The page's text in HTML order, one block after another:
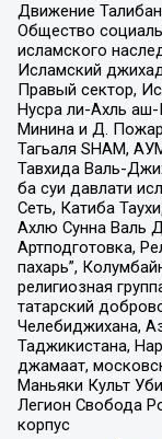
Движение
Общество
исламского
Исламский
Правый сектор,
Нусра ли-Ахль
Минина и Д.
Тагьаля SHAM,
Тавхида Валь-
ба суи давлати
Сеть, Катиба
Ахлю Сунна Валь
Артподготовка,
пахарь”,
религиозная
татарский
Челебиджихана,
Таджикистана,
джамаат,
Маньяки Культ
Легион Свобода
корпус